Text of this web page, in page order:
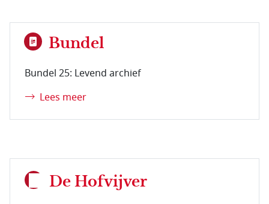
Bundel
Bundel 25: Levend archief
Lees meer
De Hofvijver